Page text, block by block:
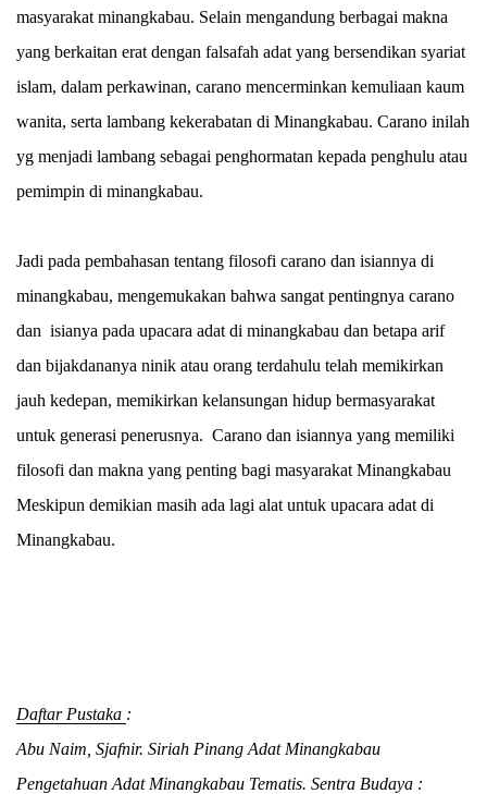
masyarakat minangkabau. Selain mengandung berbagai makna
yang berkaitan erat dengan falsafah adat yang bersendikan syariat
islam, dalam perkawinan, carano mencerminkan kemuliaan kaum
wanita, serta lambang kekerabatan di Minangkabau. Carano inilah
yg menjadi lambang sebagai penghormatan kepada penghulu atau
pemimpin di minangkabau.
Jadi pada pembahasan tentang filosofi carano dan isiannya di
minangkabau, mengemukakan bahwa sangat pentingnya carano
dan isianya pada upacara adat di minangkabau dan betapa arif
dan bijakdananya ninik atau orang terdahulu telah memikirkan
jauh kedepan, memikirkan kelansungan hidup bermasyarakat
untuk generasi penerusnya. Carano dan isiannya yang memiliki
filosofi dan makna yang penting bagi masyarakat Minangkabau
Meskipun demikian masih ada lagi alat untuk upacara adat di
Minangkabau.
Daftar Pustaka :
Abu Naim, Sjafnir. Siriah Pinang Adat Minangkabau
Pengetahuan Adat Minangkabau Tematis. Sentra Budaya :